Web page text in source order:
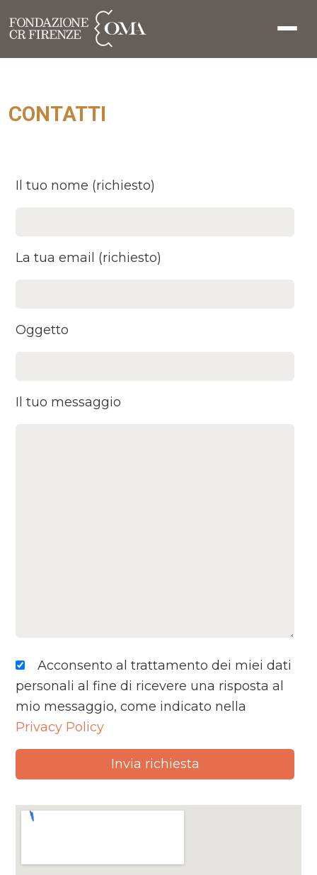
CONTATTI
Il tuo nome (richiesto)
La tua email (richiesto)
Oggetto
Il tuo messaggio
Acconsento al trattamento dei miei dati
personali al fine di ricevere una risposta al
mio messaggio, come indicato nella
Privacy Policy